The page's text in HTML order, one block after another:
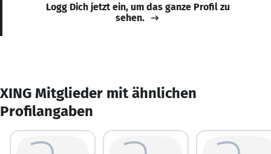
Logg Dich jetzt ein, um das ganze Profil zu
sehen.
XING Mitglieder mit ähnlichen
Profilangaben